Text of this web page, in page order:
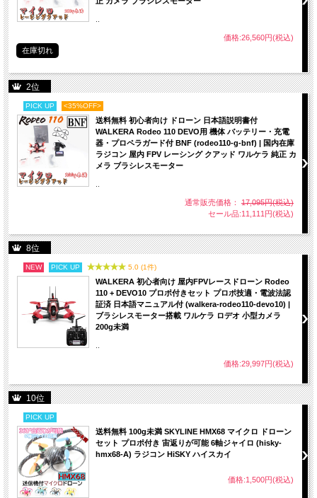
価格:26,560円(税込)
在庫切れ
2位
PICK UP <35%OFF>
送料無料 初心者向け ドローン 日本語説明書付
WALKERA Rodeo 110 DEVO用 機体 バッテリー・充電
器・プロペラガード付 BNF (rodeo110-g-bnf) | 国内在庫
ラジコン 屋内 FPV レーシング クアッド ワルケラ 純正 カ
メラ ブラシレスモーター
通常販売価格： 17,095円(税込)
セール品:11,111円(税込)
8位
NEW PICK UP 5.0 (1件)
WALKERA 初心者向け 屋内FPVレースドローン Rodeo
110 + DEVO10 プロポ付きセット プロポ技適・電波法認
証済 日本語マニュアル付 (walkera-rodeo110-devo10) |
ブラシレスモーター搭載 ワルケラ ロデオ 小型カメラ
200g未満
価格:29,997円(税込)
10位
PICK UP
送料無料 100g未満 SKYLINE HMX68 マイクロ ドローン
セット プロポ付き 宙返りが可能 6軸ジャイロ (hisky-
hmx68-A) ラジコン HiSKY ハイスカイ
価格:1,500円(税込)